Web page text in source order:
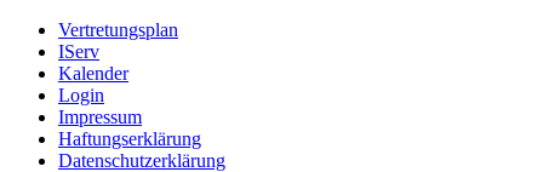
Vertretungsplan
IServ
Kalender
Login
Impressum
Haftungserklärung
Datenschutzerklärung